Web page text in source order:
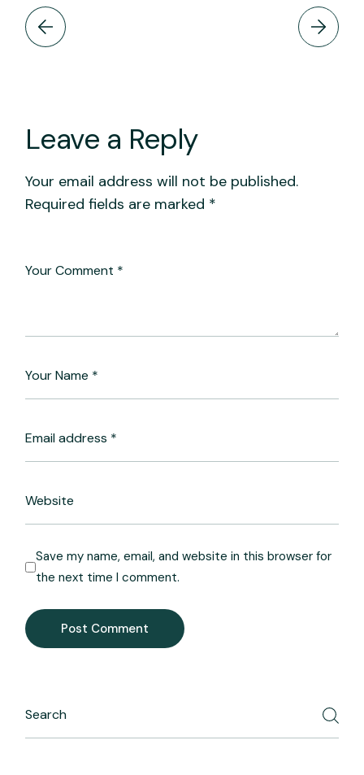
Leave a Reply
Your email address will not be published.
Required fields are marked *
Save my name, email, and website in this browser for
the next time I comment.
Post Comment